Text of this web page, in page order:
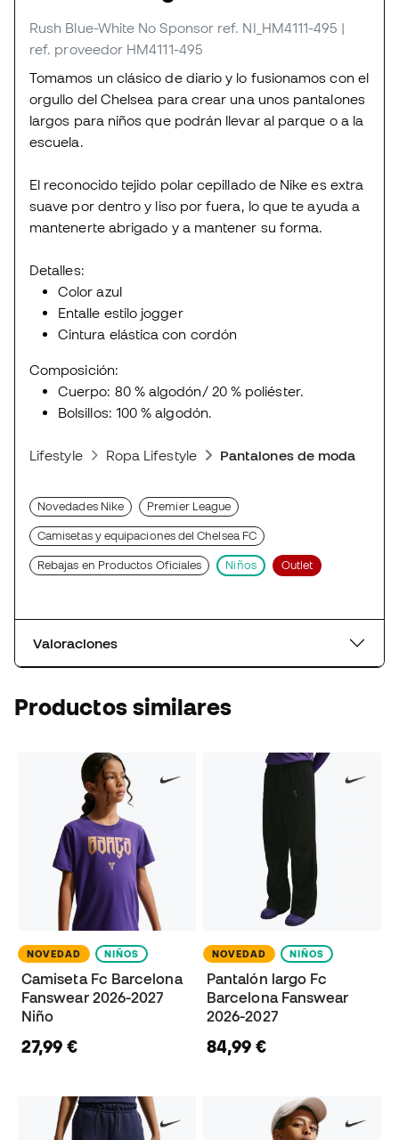
Rush Blue-White No Sponsor ref. NI_HM4111-495 |
ref. proveedor HM4111-495
Tomamos un clásico de diario y lo fusionamos con el
orgullo del Chelsea para crear una unos pantalones
largos para niños que podrán llevar al parque o a la
escuela.
El reconocido tejido polar cepillado de Nike es extra
suave por dentro y liso por fuera, lo que te ayuda a
mantenerte abrigado y a mantener su forma.
Detalles:
Color azul
Entalle estilo jogger
Cintura elástica con cordón
Composición:
Cuerpo: 80 % algodón/ 20 % poliéster.
Bolsillos: 100 % algodón.
Lifestyle Ropa Lifestyle Pantalones de moda
Novedades Nike Premier League
Camisetas y equipaciones del Chelsea FC
Rebajas en Productos Oficiales Niños Outlet
Valoraciones
Productos similares
NOVEDAD NIÑOS
Camiseta Fc Barcelona
Fanswear 2026-2027
Niño
27,99 €
NOVEDAD NIÑOS
Pantalón largo Fc
Barcelona Fanswear
2026-2027
84,99 €